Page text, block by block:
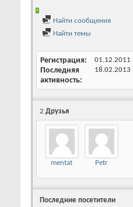
Найти сообщения
Найти темы
Регистрация 01.12.2011
Последняя
активность
18.02.2013
2 Друзья
mentat Petr
Последние посетители